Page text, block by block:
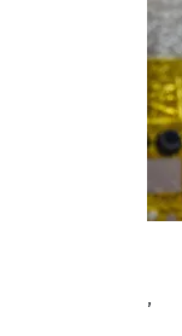
,